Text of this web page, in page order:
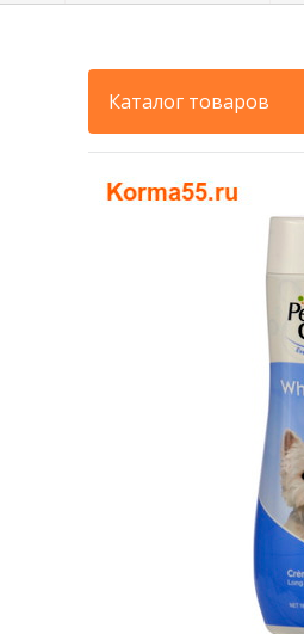
Каталог товаров